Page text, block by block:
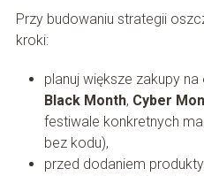
Przy budowaniu strategii
kroki:
planuj większe zakupy
Black Month, Cyber
festiwale konkretnych
bez kodu),
przed dodaniem